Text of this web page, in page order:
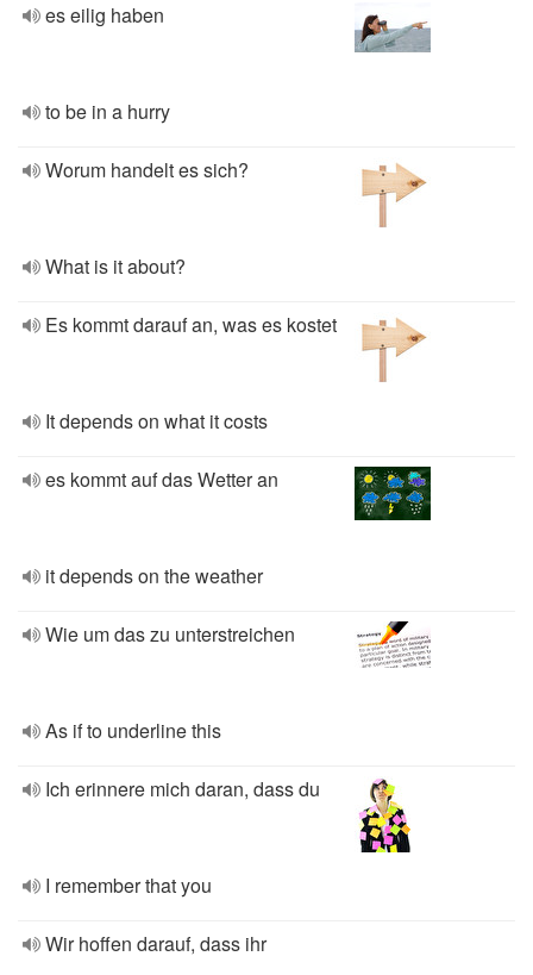
es eilig haben
to be in a hurry
Worum handelt es sich?
What is it about?
Es kommt darauf an, was es kostet
It depends on what it costs
es kommt auf das Wetter an
it depends on the weather
Wie um das zu unterstreichen
As if to underline this
Ich erinnere mich daran, dass du
I remember that you
Wir hoffen darauf, dass ihr